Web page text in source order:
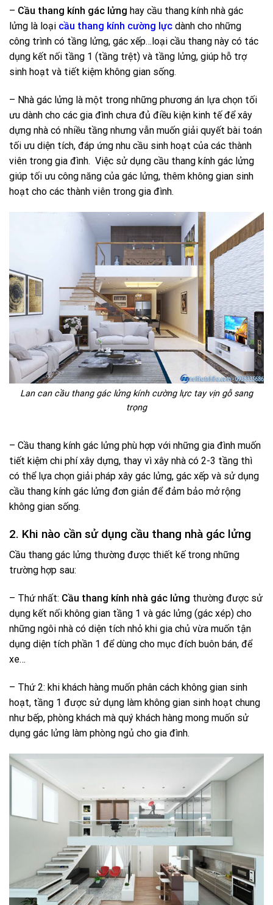
– Cầu thang kính gác lửng hay cầu thang kính nhà gác
lửng là loại cầu thang kính cường lực dành cho những
công trình có tầng lửng, gác xếp…loại cầu thang này có tác
dụng kết nối tầng 1 (tầng trệt) và tầng lửng, giúp hỗ trợ
sinh hoạt và tiết kiệm không gian sống.
– Nhà gác lửng là một trong những phương án lựa chọn tối
ưu dành cho các gia đình chưa đủ điều kiện kinh tế để xây
dựng nhà có nhiều tầng nhưng vẫn muốn giải quyết bài toán
tối ưu diện tích, đáp ứng nhu cầu sinh hoạt của các thành
viên trong gia đình. Việc sử dụng cầu thang kính gác lửng
giúp tối ưu công năng của gác lửng, thêm không gian sinh
hoạt cho các thành viên trong gia đình.
Lan can cầu thang gác lửng kính cường lực tay vịn gỗ sang
trọng
– Cầu thang kính gác lửng phù hợp với những gia đình muốn
tiết kiệm chi phí xây dựng, thay vì xây nhà có 2-3 tầng thì
có thể lựa chọn giải pháp xây gác lửng, gác xếp và sử dụng
cầu thang kính gác lửng đơn giản để đảm bảo mở rộng
không gian sống.
2. Khi nào cần sử dụng cầu thang nhà gác lửng
Cầu thang gác lửng thường được thiết kế trong những
trường hợp sau:
– Thứ nhất: Cầu thang kính nhà gác lửng thường được sử
dụng kết nối không gian tầng 1 và gác lửng (gác xép) cho
những ngôi nhà có diện tích nhỏ khi gia chủ vừa muốn tận
dụng diện tích phần 1 để dùng cho mục đích buôn bán, để
xe…
– Thứ 2: khi khách hàng muốn phân cách không gian sinh
hoạt, tầng 1 được sử dụng làm không gian sinh hoạt chung
như bếp, phòng khách mà quý khách hàng mong muốn sử
dụng gác lửng làm phòng ngủ cho gia đình.